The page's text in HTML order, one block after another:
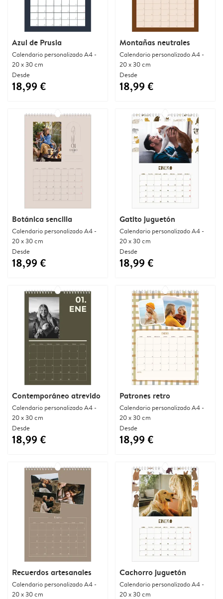
Azul de Prusia
Calendario personalizado A4 -
20 x 30 cm
Desde
18,99 €
Montañas neutrales
Calendario personalizado A4 -
20 x 30 cm
Desde
18,99 €
Botánica sencilla
Calendario personalizado A4 -
20 x 30 cm
Desde
18,99 €
Gatito juguetón
Calendario personalizado A4 -
20 x 30 cm
Desde
18,99 €
Contemporáneo atrevido
Calendario personalizado A4 -
20 x 30 cm
Desde
18,99 €
Patrones retro
Calendario personalizado A4 -
20 x 30 cm
Desde
18,99 €
Recuerdos artesanales
Calendario personalizado A4 -
20 x 30 cm
Cachorro juguetón
Calendario personalizado A4 -
20 x 30 cm